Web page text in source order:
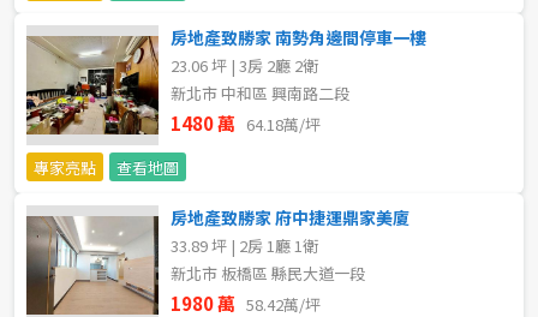
嘉義縣
台南市
高雄市
屏東縣
台東縣
40~50 坪
60~70 坪 70~80 坪
80坪以上
~ 坪
樓層
房地產致勝家 南勢角邊間停車一樓
23.06 坪 | 3房 2廳 2衛
新北市 中和區 興南路二段
1480 萬 64.18萬/坪
專家亮點
查看地圖
房地產致勝家 府中捷運鼎家美廈
33.89 坪 | 2房 1廳 1衛
新北市 板橋區 縣民大道一段
1980 萬 58.42萬/坪